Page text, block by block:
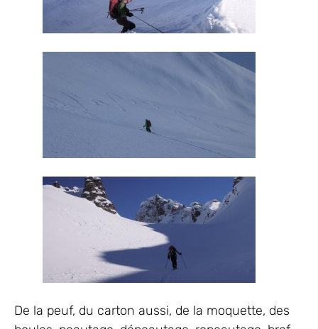
De la peuf, du carton aussi, de la moquette, des